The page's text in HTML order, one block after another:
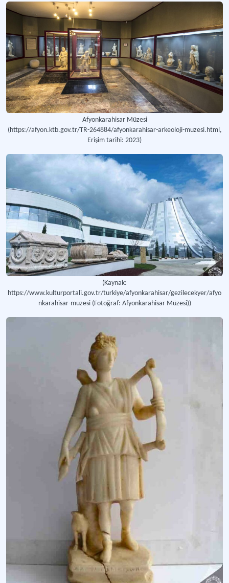
Afyonkarahisar Müzesi
(https://afyon.ktb.gov.tr/TR-264884/afyonkarahisar-arkeoloji-muzesi.html,
Erişim tarihi: 2023)
(Kaynak:
https://www.kulturportali.gov.tr/turkiye/afyonkarahisar/gezilecekyer/afyo
nkarahisar-muzesi (Fotoğraf: Afyonkarahisar Müzesi))